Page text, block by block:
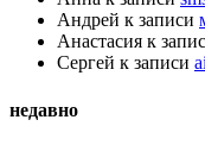
Андрей к записи
Анастасия к
Сергей к записи
недавно